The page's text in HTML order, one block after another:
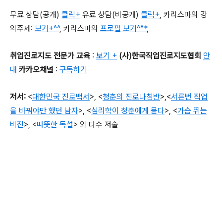
무료 상담(공개) 클릭+ 유료 상담(비공개) 클릭+, 카리스마의 강
의주제 : 보기+^^, 카리스마의 프로필 보기^^*,
취업진로지도 전문가 교육 : 보기 + (사)한국직업진로지도협회 안
내 카카오채널 : 구독하기
저서 : <대한민국 진로백서>, <청춘의 진로나침반>,<서른번 직업
을 바꿔야만 했던 남자>, <심리학이 청춘에게 묻다>, <가슴 뛰는
비전>, <따뜻한 독설> 외 다수 저술